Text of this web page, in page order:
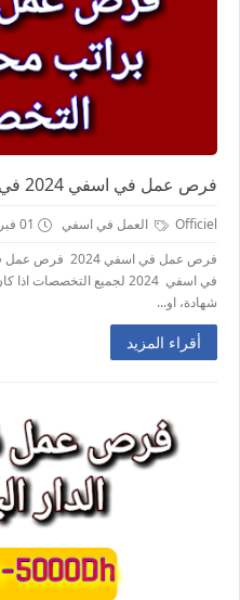
فرص عمل في اسفي 2024 في عدة تخصصات
Officiel العمل في اسفي
01 فبراير 2023
في اسفي 2024 لجميع
شهادة، او...
أقراء المزيد